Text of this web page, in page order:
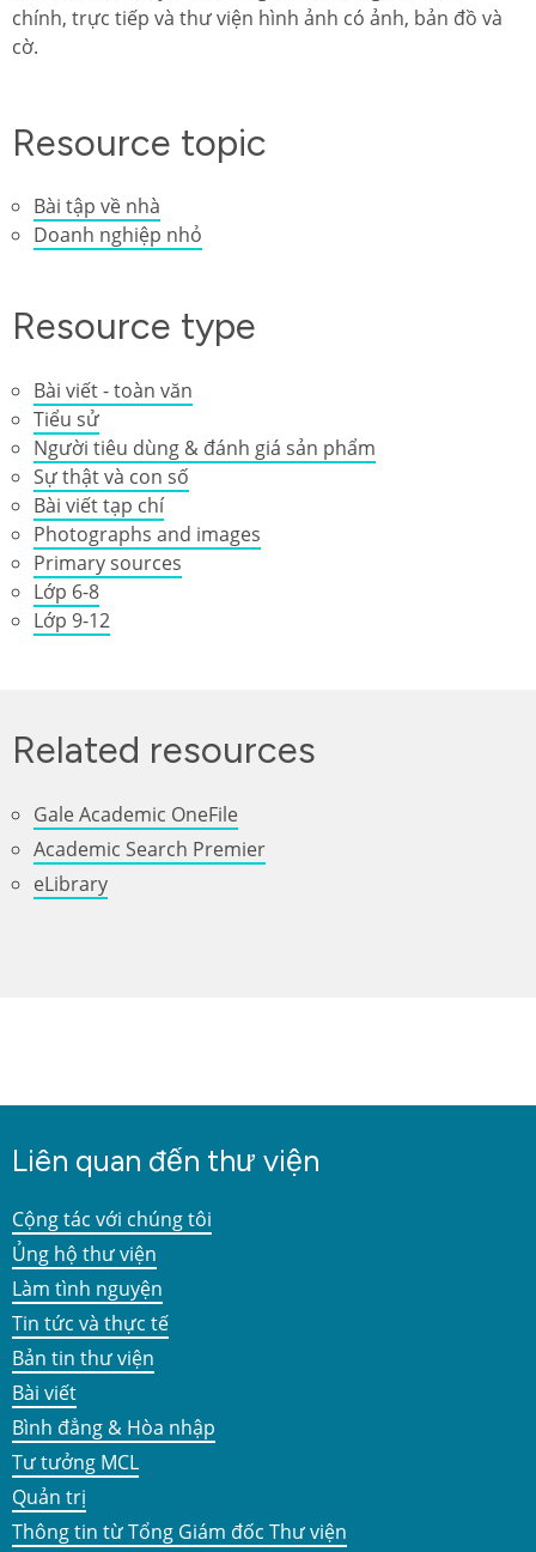
chính, trực tiếp và thư viện hình ảnh có ảnh, bản đồ và
cờ.
Resource topic
Bài tập về nhà
Doanh nghiệp nhỏ
Resource type
Bài viết - toàn văn
Tiểu sử
Người tiêu dùng & đánh giá sản phẩm
Sự thật và con số
Bài viết tạp chí
Photographs and images
Primary sources
Lớp 6-8
Lớp 9-12
Related resources
Gale Academic OneFile
Academic Search Premier
eLibrary
Liên quan đến thư viện
Cộng tác với chúng tôi
Ủng hộ thư viện
Làm tình nguyện
Tin tức và thực tế
Bản tin thư viện
Bài viết
Bình đẳng & Hòa nhập
Tư tưởng MCL
Quản trị
Thông tin từ Tổng Giám đốc Thư viện